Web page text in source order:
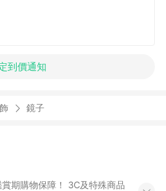
到價通知
鏡子
期購物保障！ 3C及特殊商品